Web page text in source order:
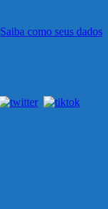
Saiba como seus dados